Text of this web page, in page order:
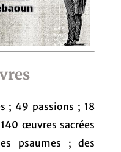
; 49 passions ; 18
œuvres sacrées
psaumes ; des